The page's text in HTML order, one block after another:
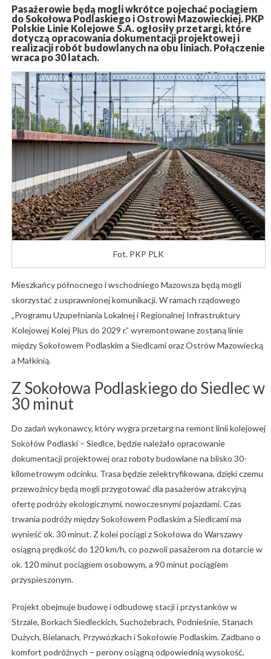
Pasażerowie będą mogli wkrótce pojechać pociągiem
do Sokołowa Podlaskiego i Ostrowi Mazowieckiej. PKP
Polskie Linie Kolejowe S.A. ogłosiły przetargi, które
dotyczą opracowania dokumentacji projektowej i
realizacji robót budowlanych na obu liniach. Połączenie
wraca po 30 latach.
Fot. PKP PLK
Mieszkańcy północnego i wschodniego Mazowsza będą mogli
skorzystać z usprawnionej komunikacji. W ramach rządowego
„Programu Uzupełniania Lokalnej i Regionalnej Infrastruktury
Kolejowej Kolej Plus do 2029 r.” wyremontowane zostaną linie
między Sokołowem Podlaskim a Siedlcami oraz Ostrów Mazowiecką
a Małkinią.
Z Sokołowa Podlaskiego do Siedlec w
30 minut
Do zadań wykonawcy, który wygra przetarg na remont linii kolejowej
Sokołów Podlaski – Siedlce, będzie należało opracowanie
dokumentacji projektowej oraz roboty budowlane na blisko 30-
kilometrowym odcinku. Trasa będzie zelektryfikowana, dzięki czemu
przewoźnicy będą mogli przygotować dla pasażerów atrakcyjną
ofertę podróży ekologicznymi, nowoczesnymi pojazdami. Czas
trwania podróży między Sokołowem Podlaskim a Siedlcami ma
wynieść ok. 30 minut. Z kolei pociągi z Sokołowa do Warszawy
osiągną prędkość do 120 km/h, co pozwoli pasażerom na dotarcie w
ok. 120 minut pociągiem osobowym, a 90 minut pociągiem
przyspieszonym.
Projekt obejmuje budowę i odbudowę stacji i przystanków w
Strzale, Borkach Siedleckich, Suchożebrach, Podnieśnie, Stanach
Dużych, Bielanach, Przywózkach i Sokołowie Podlaskim. Zadbano o
komfort podróżnych – perony osiągną odpowiednią wysokość,